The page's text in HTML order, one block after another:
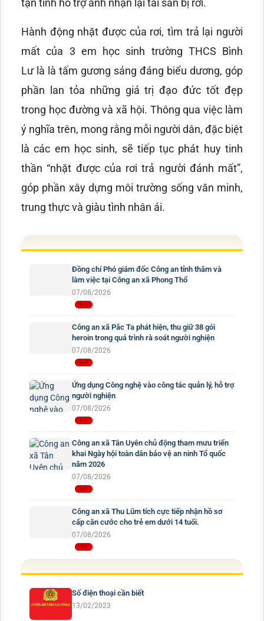
Hành động nhặt được của rơi, tìm trả lại người
mất của 3 em học sinh trường THCS Bình
Lư là là tấm gương sáng đáng biểu dương, góp
phần lan tỏa những giá trị đạo đức tốt đẹp
trong học đường và xã hội. Thông qua việc làm
ý nghĩa trên, mong rằng mỗi người dân, đặc biệt
là các em học sinh, sẽ tiếp tục phát huy tinh
thần “nhặt được của rơi trả người đánh mất”,
góp phần xây dựng môi trường sống văn minh,
trung thực và giàu tình nhân ái.
Đồng chí Phó giám đốc Công an tỉnh thăm và
làm việc tại Công an xã Phong Thổ
07/08/2026
Công an xã Pắc Ta phát hiện, thu giữ 38 gói
heroin trong quá trình rà soát người nghiện
07/08/2026
Ứng dụng Công nghệ vào công tác quản lý, hỗ trợ
người nghiện
07/08/2026
Công an xã Tân Uyên chủ động tham mưu triển
khai Ngày hội toàn dân bảo vệ an ninh Tổ quốc
năm 2026
07/08/2026
Công an xã Thu Lũm tích cực tiếp nhận hồ sơ
cấp căn cước cho trẻ em dưới 14 tuổi.
07/08/2026
Số điện thoại cần biết
13/02/2023